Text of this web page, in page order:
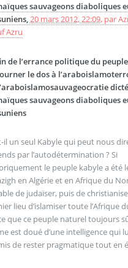
sauvageons diaboliques
20 mars 2012, 22:09, par
Azru
de l’errance politique du peuple
le dos à
sauvageons diaboliques
il un seul Kabyle qui peut nous
par l’autodétermination ? Si
le peuple kabyle a été
en Algérie et en Afrique du
de judaïser, puis de
lieu d’islamiser toute l’Afrique
que ce peuple naturel toujours
est doué d’une intelligence qui
de rester pragmatique tout en